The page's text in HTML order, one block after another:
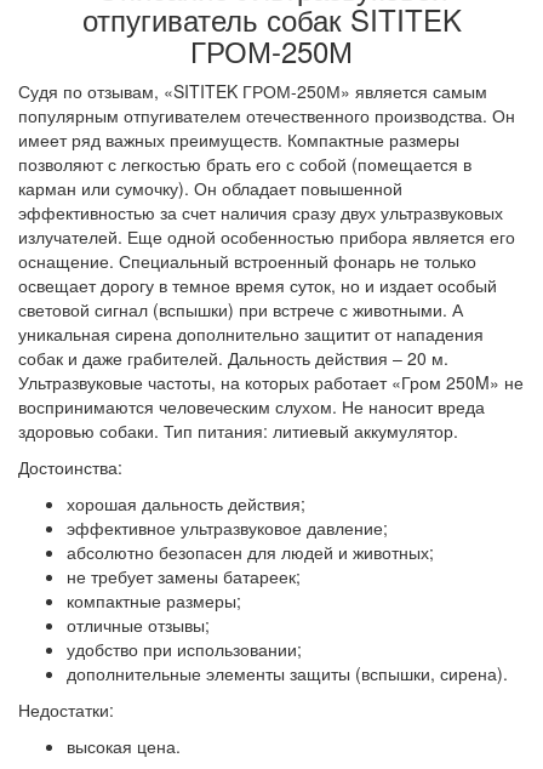
отпугиватель собак SITITEK
ГРОМ-250М
Судя по отзывам, «SITITEK ГРОМ-250М» является самым
популярным отпугивателем отечественного производства. Он
имеет ряд важных преимуществ. Компактные размеры
позволяют с легкостью брать его с собой (помещается в
карман или сумочку). Он обладает повышенной
эффективностью за счет наличия сразу двух ультразвуковых
излучателей. Еще одной особенностью прибора является его
оснащение. Специальный встроенный фонарь не только
освещает дорогу в темное время суток, но и издает особый
световой сигнал (вспышки) при встрече с животными. А
уникальная сирена дополнительно защитит от нападения
собак и даже грабителей. Дальность действия – 20 м.
Ультразвуковые частоты, на которых работает «Гром 250M» не
воспринимаются человеческим слухом. Не наносит вреда
здоровью собаки. Тип питания: литиевый аккумулятор.
Достоинства:
хорошая дальность действия;
эффективное ультразвуковое давление;
абсолютно безопасен для людей и животных;
не требует замены батареек;
компактные размеры;
отличные отзывы;
удобство при использовании;
дополнительные элементы защиты (вспышки, сирена).
Недостатки:
высокая цена.